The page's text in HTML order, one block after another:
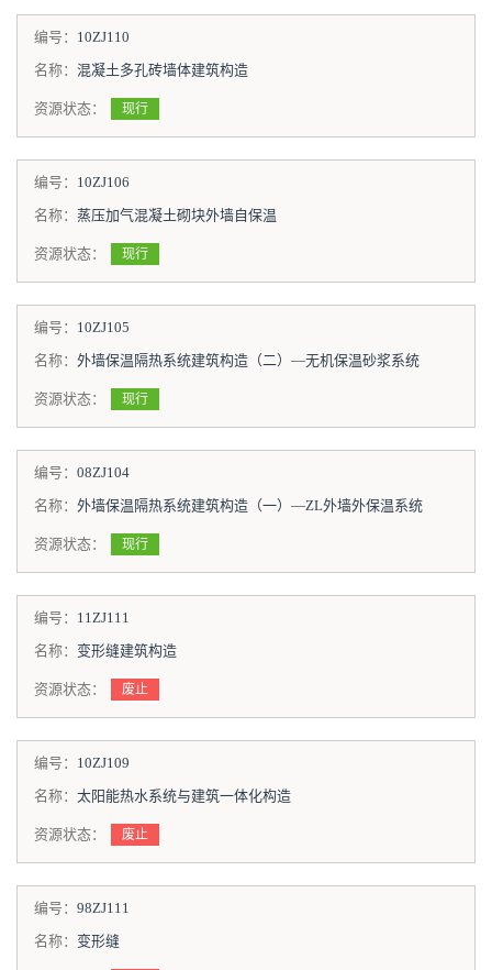
编号： 10ZJ110
名称： 混凝土多孔砖墙体建筑构造
资源状态： 现行
编号： 10ZJ106
名称： 蒸压加气混凝土砌块外墙自保温
资源状态： 现行
编号： 10ZJ105
名称： 外墙保温隔热系统建筑构造（二）—无机保温砂浆系统
资源状态： 现行
编号： 08ZJ104
名称： 外墙保温隔热系统建筑构造（一）—ZL外墙外保温系统
资源状态： 现行
编号： 11ZJ111
名称： 变形缝建筑构造
资源状态： 废止
编号： 10ZJ109
名称： 太阳能热水系统与建筑一体化构造
资源状态： 废止
编号： 98ZJ111
名称： 变形缝